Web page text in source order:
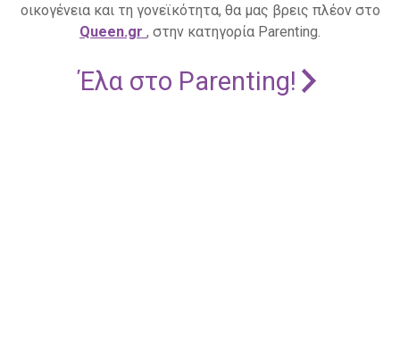
οικογένεια και τη γονεϊκότητα, θα μας βρεις πλέον στο
Queen.gr , στην κατηγορία Parenting.
Έλα στο Parenting!